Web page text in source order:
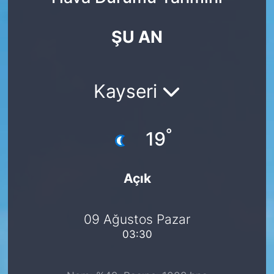
ŞU AN
Kayseri
19°
Açık
09 Ağustos Pazar
03:30
SAVUNMA SANAYİ
FESTİVAL HABERLERİ
FESTİVAL TAKVİMİ